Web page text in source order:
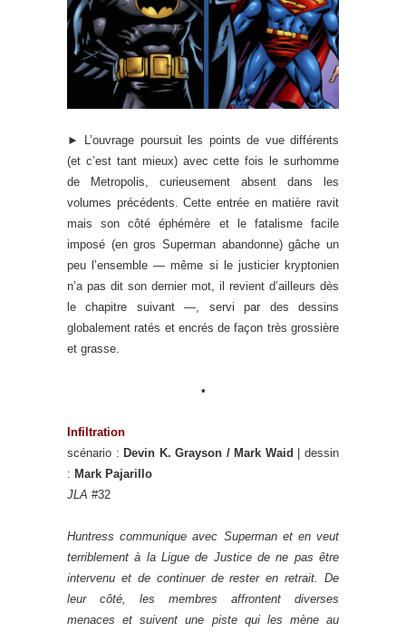
► L’ouvrage poursuit les points de vue différents
(et c’est tant mieux) avec cette fois le surhomme
de Metropolis, curieusement absent dans les
volumes précédents. Cette entrée en matière ravit
mais son côté éphémère et le fatalisme facile
imposé (en gros Superman abandonne) gâche un
peu l’ensemble — même si le justicier kryptonien
n’a pas dit son dernier mot, il revient d’ailleurs dès
le chapitre suivant —, servi par des dessins
globalement ratés et encrés de façon très grossière
et grasse.
•
Infiltration
scénario : Devin K. Grayson / Mark Waid | dessin
: Mark Pajarillo
JLA #32
Huntress communique avec Superman et en veut
terriblement à la Ligue de Justice de ne pas être
intervenu et de continuer de rester en retrait. De
leur côté, les membres affrontent diverses
menaces et suivent une piste qui les mène au